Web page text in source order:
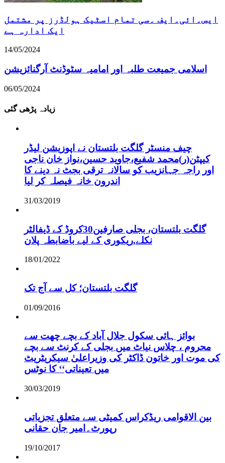
ایس۔ائی۔ایف ۔سی تمام اسٹیک ہولڈرز پر مشتمل
ایک ادارہ ہے
14/05/2024
اسلامی جمیعت طلبہ اور امامیہ سٹوڈنٹ آرگنائزیشن
06/05/2024
زیادہ پڑھی گئی
چیف منسٹر گلگت بلتستان نے اپوزیشن لیڈر
کیپٹن(ر)محمد شفیع،جاوید حسین،نواز خان ناجی
اور راجہ جہانزیب کو سالانہ ترقی بجٹ نہ دینے کا
اندرون خانہ فیصلہ کر لیا
31/03/2019
گلگت بلتستان، بجلی صارفین30کروڈ کے ڈیفالٹر
نکلے,ریکوری کے لیے باضابطہ پلان
18/01/2022
گلگت بلتستان؛ کل سے آج تک
01/09/2016
بوائز ہائی سکول جلال آباد کے بچے چھت سے
محروم ، چلاس نیاٹ میں بجلی کے کرنٹ سے بچے
کی موت اور خاتون ڈاکٹر کی وزیراعلیٰ سیکریٹریٹ
میں تعیناتی‘‘ کا نوٹس
30/03/2019
بین الاقوامی ریڈکراس کمیٹی سے متعلق تجزیاتی
رپورٹ۔امیر جان حقانی
19/10/2017